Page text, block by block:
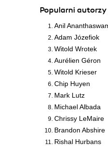
Popularni autorzy
Anil
Adam Józefiok
Witold Wrotek
Aurélien Géron
Witold Krieser
Chip Huyen
Mark Lutz
Michael Albada
Chrissy LeMaire
Brandon Abshire
Rishal Hurbans